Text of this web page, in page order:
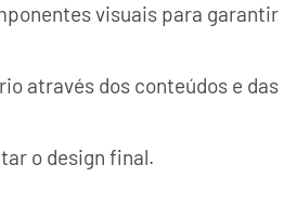
visuais para garantir
através dos conteúdos e das
o design final.